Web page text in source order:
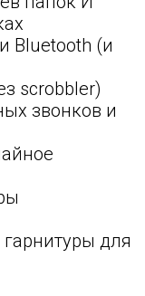
Bluetooth (и
scrobbler)
звонков и
для